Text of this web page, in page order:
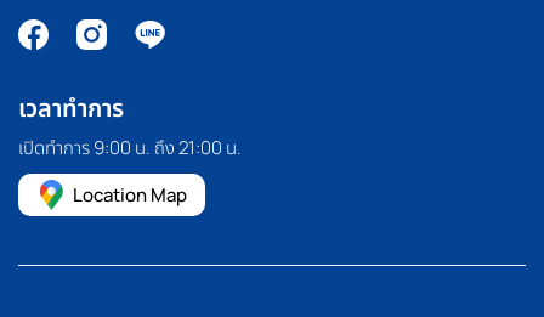
เวลาทำการ
เปิดทำการ 9:00 น. ถึง 21:00 น.
Location Map